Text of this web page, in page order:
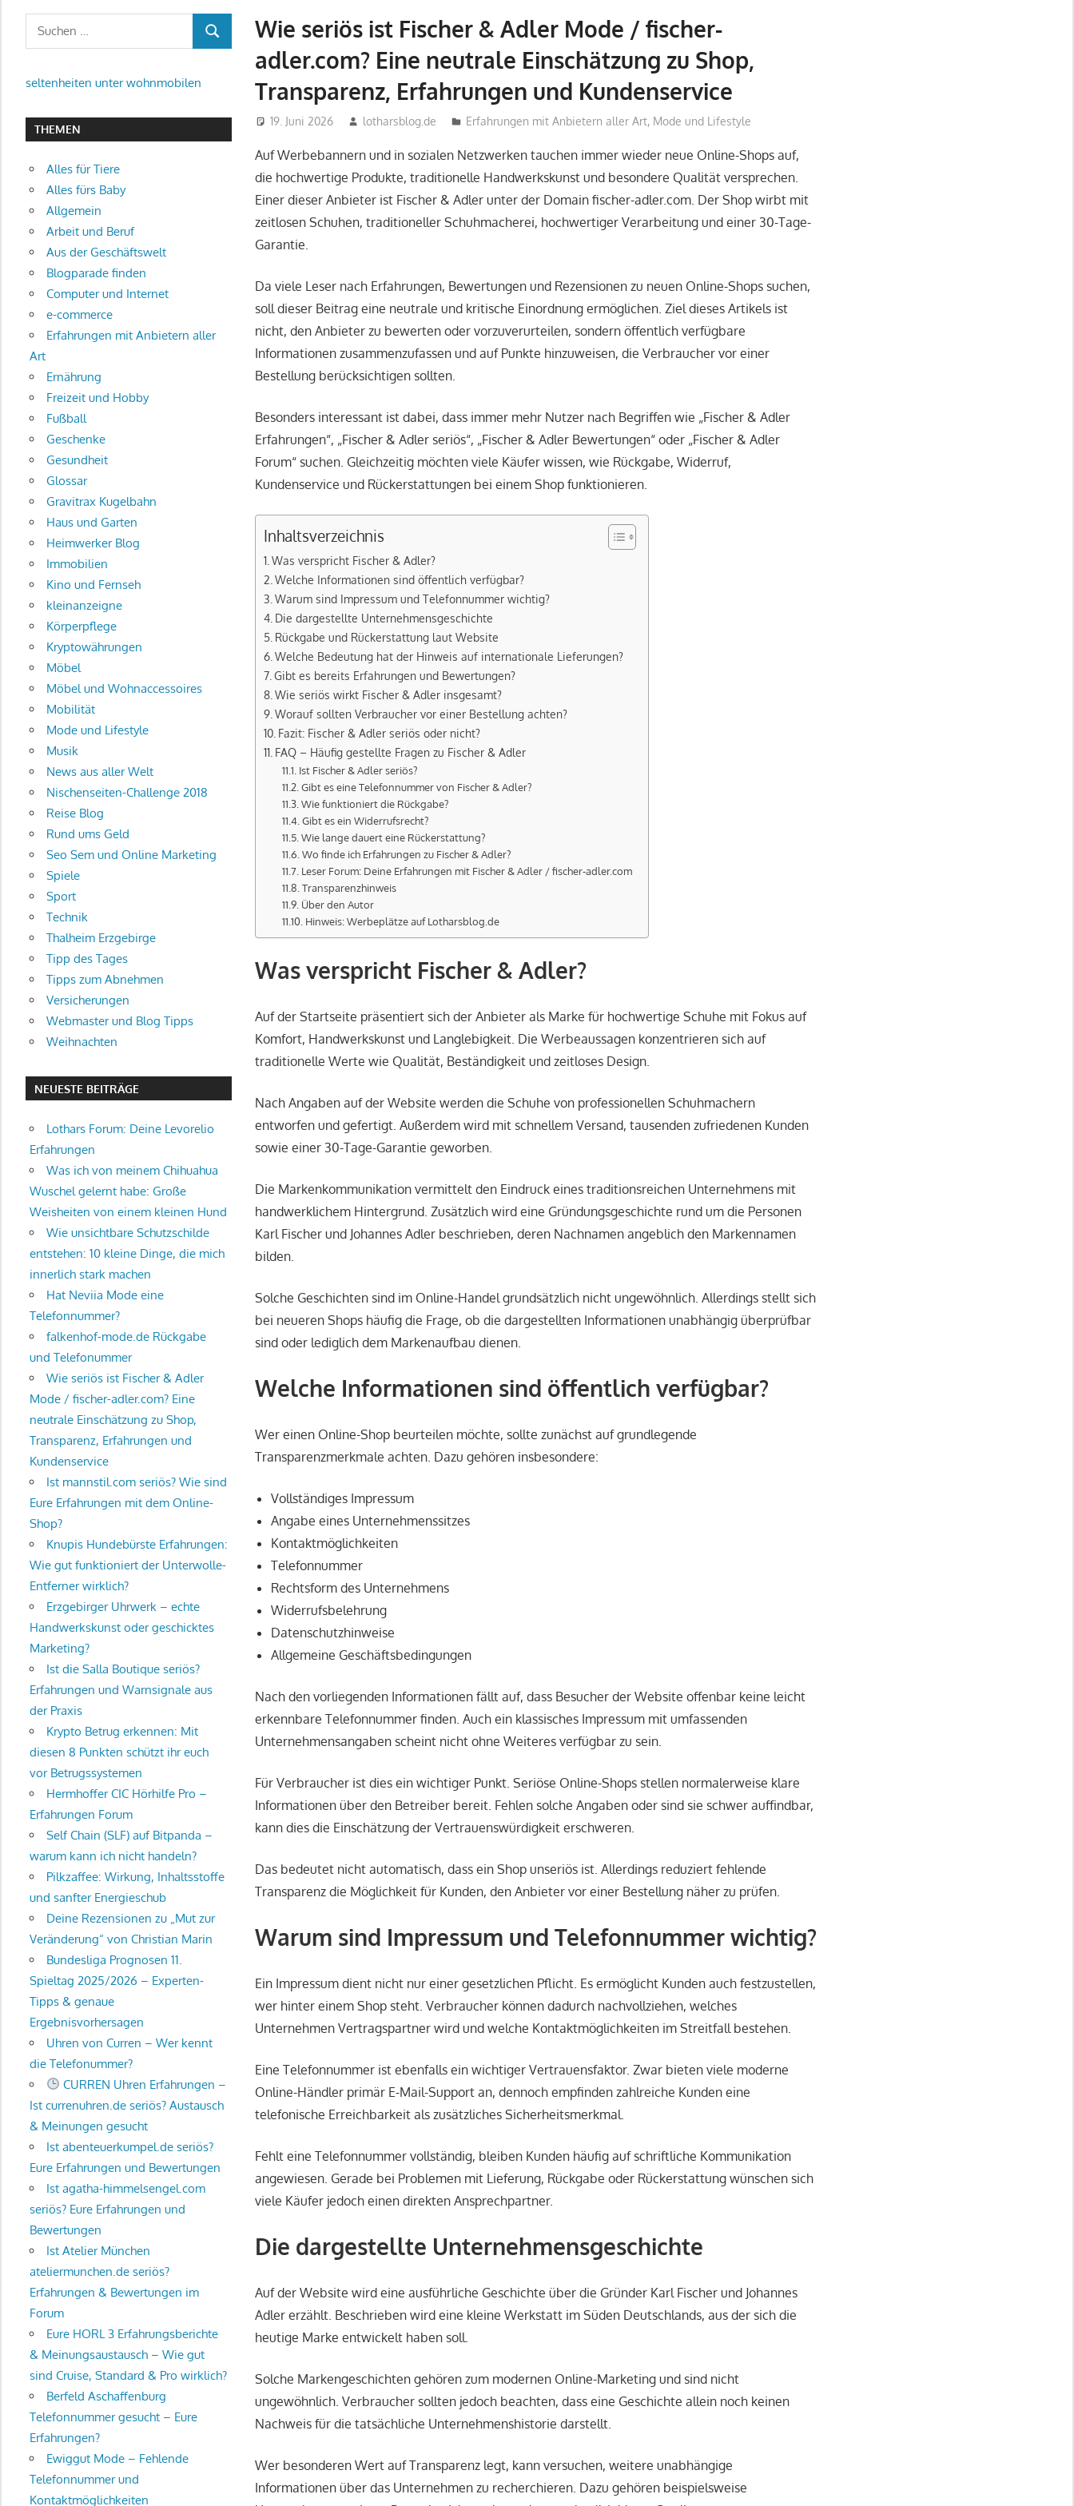
Wie seriös ist Fischer & Adler Mode / fischer-
adler.com? Eine neutrale Einschätzung zu Shop,
Transparenz, Erfahrungen und Kundenservice
19. Juni 2026 lotharsblog.de Erfahrungen mit Anbietern aller Art, Mode und Lifestyle
Auf Werbebannern und in sozialen Netzwerken tauchen immer wieder neue Online-Shops auf,
die hochwertige Produkte, traditionelle Handwerkskunst und besondere Qualität versprechen.
Einer dieser Anbieter ist Fischer & Adler unter der Domain fischer-adler.com. Der Shop wirbt mit
zeitlosen Schuhen, traditioneller Schuhmacherei, hochwertiger Verarbeitung und einer 30-Tage-
Garantie.
Da viele Leser nach Erfahrungen, Bewertungen und Rezensionen zu neuen Online-Shops suchen,
soll dieser Beitrag eine neutrale und kritische Einordnung ermöglichen. Ziel dieses Artikels ist
nicht, den Anbieter zu bewerten oder vorzuverurteilen, sondern öffentlich verfügbare
Informationen zusammenzufassen und auf Punkte hinzuweisen, die Verbraucher vor einer
Bestellung berücksichtigen sollten.
Besonders interessant ist dabei, dass immer mehr Nutzer nach Begriffen wie „Fischer & Adler
Erfahrungen“, „Fischer & Adler seriös“, „Fischer & Adler Bewertungen“ oder „Fischer & Adler
Forum“ suchen. Gleichzeitig möchten viele Käufer wissen, wie Rückgabe, Widerruf,
Kundenservice und Rückerstattungen bei einem Shop funktionieren.
Inhaltsverzeichnis
Was verspricht Fischer & Adler?
Welche Informationen sind öffentlich verfügbar?
Warum sind Impressum und Telefonnummer wichtig?
Die dargestellte Unternehmensgeschichte
Rückgabe und Rückerstattung laut Website
Welche Bedeutung hat der Hinweis auf internationale Lieferungen?
Gibt es bereits Erfahrungen und Bewertungen?
Wie seriös wirkt Fischer & Adler insgesamt?
Worauf sollten Verbraucher vor einer Bestellung achten?
Fazit: Fischer & Adler seriös oder nicht?
FAQ – Häufig gestellte Fragen zu Fischer & Adler
Ist Fischer & Adler seriös?
Gibt es eine Telefonnummer von Fischer & Adler?
Wie funktioniert die Rückgabe?
Gibt es ein Widerrufsrecht?
Wie lange dauert eine Rückerstattung?
Wo finde ich Erfahrungen zu Fischer & Adler?
Leser Forum: Deine Erfahrungen mit Fischer & Adler / fischer-adler.com
Transparenzhinweis
Über den Autor
Hinweis: Werbeplätze auf Lotharsblog.de
Was verspricht Fischer & Adler?
Auf der Startseite präsentiert sich der Anbieter als Marke für hochwertige Schuhe mit Fokus auf
Komfort, Handwerkskunst und Langlebigkeit. Die Werbeaussagen konzentrieren sich auf
traditionelle Werte wie Qualität, Beständigkeit und zeitloses Design.
Nach Angaben auf der Website werden die Schuhe von professionellen Schuhmachern
entworfen und gefertigt. Außerdem wird mit schnellem Versand, tausenden zufriedenen Kunden
sowie einer 30-Tage-Garantie geworben.
Die Markenkommunikation vermittelt den Eindruck eines traditionsreichen Unternehmens mit
handwerklichem Hintergrund. Zusätzlich wird eine Gründungsgeschichte rund um die Personen
Karl Fischer und Johannes Adler beschrieben, deren Nachnamen angeblich den Markennamen
bilden.
Solche Geschichten sind im Online-Handel grundsätzlich nicht ungewöhnlich. Allerdings stellt sich
bei neueren Shops häufig die Frage, ob die dargestellten Informationen unabhängig überprüfbar
sind oder lediglich dem Markenaufbau dienen.
Welche Informationen sind öffentlich verfügbar?
Wer einen Online-Shop beurteilen möchte, sollte zunächst auf grundlegende
Transparenzmerkmale achten. Dazu gehören insbesondere:
Vollständiges Impressum
Angabe eines Unternehmenssitzes
Kontaktmöglichkeiten
Telefonnummer
Rechtsform des Unternehmens
Widerrufsbelehrung
Datenschutzhinweise
Allgemeine Geschäftsbedingungen
Nach den vorliegenden Informationen fällt auf, dass Besucher der Website offenbar keine leicht
erkennbare Telefonnummer finden. Auch ein klassisches Impressum mit umfassenden
Unternehmensangaben scheint nicht ohne Weiteres verfügbar zu sein.
Für Verbraucher ist dies ein wichtiger Punkt. Seriöse Online-Shops stellen normalerweise klare
Informationen über den Betreiber bereit. Fehlen solche Angaben oder sind sie schwer auffindbar,
kann dies die Einschätzung der Vertrauenswürdigkeit erschweren.
Das bedeutet nicht automatisch, dass ein Shop unseriös ist. Allerdings reduziert fehlende
Transparenz die Möglichkeit für Kunden, den Anbieter vor einer Bestellung näher zu prüfen.
Warum sind Impressum und Telefonnummer wichtig?
Ein Impressum dient nicht nur einer gesetzlichen Pflicht. Es ermöglicht Kunden auch festzustellen,
wer hinter einem Shop steht. Verbraucher können dadurch nachvollziehen, welches
Unternehmen Vertragspartner wird und welche Kontaktmöglichkeiten im Streitfall bestehen.
Eine Telefonnummer ist ebenfalls ein wichtiger Vertrauensfaktor. Zwar bieten viele moderne
Online-Händler primär E-Mail-Support an, dennoch empfinden zahlreiche Kunden eine
telefonische Erreichbarkeit als zusätzliches Sicherheitsmerkmal.
Fehlt eine Telefonnummer vollständig, bleiben Kunden häufig auf schriftliche Kommunikation
angewiesen. Gerade bei Problemen mit Lieferung, Rückgabe oder Rückerstattung wünschen sich
viele Käufer jedoch einen direkten Ansprechpartner.
Die dargestellte Unternehmensgeschichte
Auf der Website wird eine ausführliche Geschichte über die Gründer Karl Fischer und Johannes
Adler erzählt. Beschrieben wird eine kleine Werkstatt im Süden Deutschlands, aus der sich die
heutige Marke entwickelt haben soll.
Solche Markengeschichten gehören zum modernen Online-Marketing und sind nicht
ungewöhnlich. Verbraucher sollten jedoch beachten, dass eine Geschichte allein noch keinen
Nachweis für die tatsächliche Unternehmenshistorie darstellt.
Wer besonderen Wert auf Transparenz legt, kann versuchen, weitere unabhängige
Informationen über das Unternehmen zu recherchieren. Dazu gehören beispielsweise
Suchen
SUCHEN
seltenheiten unter wohnmobilen
THEMEN
Alles für Tiere
Alles fürs Baby
Allgemein
Arbeit und Beruf
Aus der Geschäftswelt
Blogparade finden
Computer und Internet
e-commerce
Erfahrungen mit Anbietern aller
Art
Ernährung
Freizeit und Hobby
Fußball
Geschenke
Gesundheit
Glossar
Gravitrax Kugelbahn
Haus und Garten
Heimwerker Blog
Immobilien
Kino und Fernseh
kleinanzeigne
Körperpflege
Kryptowährungen
Möbel
Möbel und Wohnaccessoires
Mobilität
Mode und Lifestyle
Musik
News aus aller Welt
Nischenseiten-Challenge 2018
Reise Blog
Rund ums Geld
Seo Sem und Online Marketing
Spiele
Sport
Technik
Thalheim Erzgebirge
Tipp des Tages
Tipps zum Abnehmen
Versicherungen
Webmaster und Blog Tipps
Weihnachten
NEUESTE BEITRÄGE
Lothars Forum: Deine Levorelio
Erfahrungen
Was ich von meinem Chihuahua
Wuschel gelernt habe: Große
Weisheiten von einem kleinen Hund
Wie unsichtbare Schutzschilde
entstehen: 10 kleine Dinge, die mich
innerlich stark machen
Hat Neviia Mode eine
Telefonnummer?
falkenhof-mode.de Rückgabe
und Telefonummer
Wie seriös ist Fischer & Adler
Mode / fischer-adler.com? Eine
neutrale Einschätzung zu Shop,
Transparenz, Erfahrungen und
Kundenservice
Ist mannstil.com seriös? Wie sind
Eure Erfahrungen mit dem Online-
Shop?
Knupis Hundebürste Erfahrungen:
Wie gut funktioniert der Unterwolle-
Entferner wirklich?
Erzgebirger Uhrwerk – echte
Handwerkskunst oder geschicktes
Marketing?
Ist die Salla Boutique seriös?
Erfahrungen und Warnsignale aus
der Praxis
Krypto Betrug erkennen: Mit
diesen 8 Punkten schützt ihr euch
vor Betrugssystemen
Hermhoffer CIC Hörhilfe Pro –
Erfahrungen Forum
Self Chain (SLF) auf Bitpanda –
warum kann ich nicht handeln?
Pilkzaffee: Wirkung, Inhaltsstoffe
und sanfter Energieschub
Deine Rezensionen zu „Mut zur
Veränderung“ von Christian Marin
Bundesliga Prognosen 11.
Spieltag 2025/2026 – Experten-
Tipps & genaue
Ergebnisvorhersagen
Uhren von Curren – Wer kennt
die Telefonummer?
CURREN Uhren Erfahrungen –
Ist currenuhren.de seriös? Austausch
& Meinungen gesucht
Ist abenteuerkumpel.de seriös?
Eure Erfahrungen und Bewertungen
Ist agatha-himmelsengel.com
seriös? Eure Erfahrungen und
Bewertungen
Ist Atelier München
ateliermunchen.de seriös?
Erfahrungen & Bewertungen im
Forum
Eure HORL 3 Erfahrungsberichte
& Meinungsaustausch – Wie gut
sind Cruise, Standard & Pro wirklich?
Berfeld Aschaffenburg
Telefonnummer gesucht – Eure
Erfahrungen?
Ewiggut Mode – Fehlende
Telefonnummer und
Kontaktmöglichkeiten